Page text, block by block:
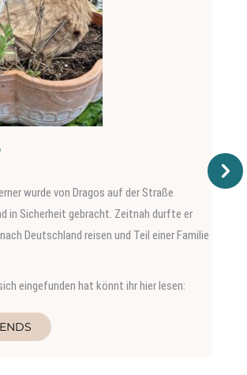
wurde von Dragos auf der Straße
in Sicherheit gebracht. Zeitnah durfte er
Deutschland reisen und Teil einer Familie
eingefunden hat könnt ihr hier lesen: